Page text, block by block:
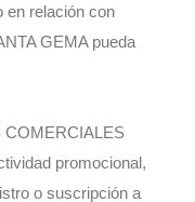
en relación con
GEMA pueda
COMERCIALES
promocional,
o suscripción a